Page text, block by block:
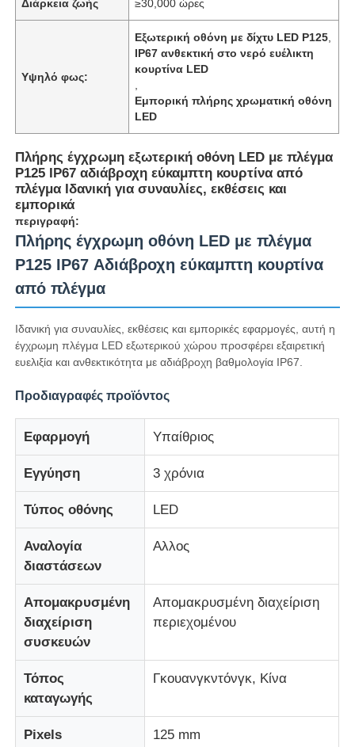
Αρχική
Προϊόντα
Σχετικά με εμάς
Γύρος εργοστασίων
Ποιοτικός έλεγχος
Επικοινωνήστε μαζί μας
Ειδήσεις
Όλες οι περιπτώσεις
Ζητήστε μια προσφορά
Οθόνη LED Mesh
Διάρκεια ζωής ≥30,000 ώρες
Υψηλό φως:
Εξωτερική οθόνη με δίχτυ LED P125
IP67 ανθεκτική στο νερό ευέλικτη
κουρτίνα LED
Εμπορική πλήρης χρωματική οθόνη
LED
Πλήρης έγχρωμη εξωτερική οθόνη LED με πλέγμα
P125 IP67 αδιάβροχη εύκαμπτη κουρτίνα από
πλέγμα Ιδανική για συναυλίες, εκθέσεις και
εμπορικά
περιγραφή:
Πλήρης έγχρωμη οθόνη LED με πλέγμα
P125 IP67 Αδιάβροχη εύκαμπτη κουρτίνα
από πλέγμα
Ιδανική για συναυλίες, εκθέσεις και εμπορικές εφαρμογές, αυτή η
έγχρωμη πλέγμα LED εξωτερικού χώρου προσφέρει εξαιρετική
ευελιξία και ανθεκτικότητα με αδιάβροχη βαθμολογία IP67.
Προδιαγραφές προϊόντος
Εφαρμογή Υπαίθριος
Εγγύηση 3 χρόνια
Τύπος οθόνης LED
Αναλογία
διαστάσεων
Αλλος
Απομακρυσμένη
διαχείριση
συσκευών
Απομακρυσμένη διαχείριση
περιεχομένου
Τόπος
καταγωγής
Γκουανγκντόνγκ, Κίνα
Pixels 125 mm